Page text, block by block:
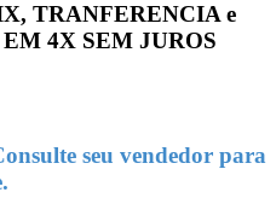
TRANFERENCIA e
4X SEM JUROS
seu vendedor para